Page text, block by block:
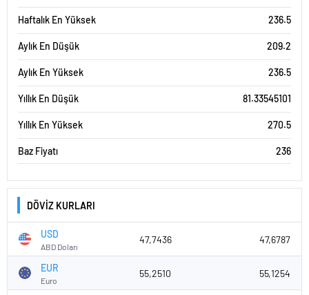
Haftalık En Yüksek 236.5
Aylık En Düşük 209.2
Aylık En Yüksek 236.5
Yıllık En Düşük 81.33545101
Yıllık En Yüksek 270.5
Baz Fiyatı 236
DÖVİZ KURLARI
USD
ABD Doları
47,7436 47,6787
EUR
Euro
55,2510 55,1254